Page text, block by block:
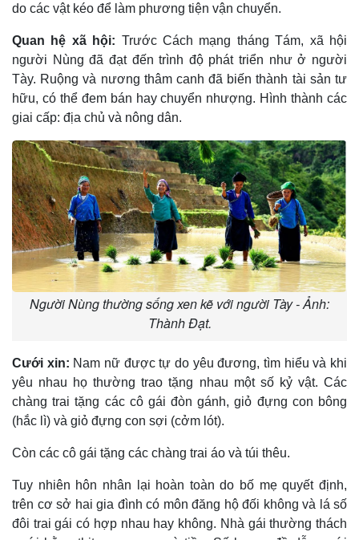
do các vật kéo để làm phương tiện vận chuyển.
Quan hệ xã hội: Trước Cách mạng tháng Tám, xã hội
người Nùng đã đạt đến trình độ phát triển như ở người
Tày. Ruộng và nương thâm canh đã biến thành tài sản tư
hữu, có thể đem bán hay chuyển nhượng. Hình thành các
giai cấp: địa chủ và nông dân.
Người Nùng thường sống xen kẽ với người Tày - Ảnh:
Thành Đạt.
Cưới xin: Nam nữ được tự do yêu đương, tìm hiểu và khi
yêu nhau họ thường trao tặng nhau một số kỷ vật. Các
chàng trai tặng các cô gái đòn gánh, giỏ đựng con bông
(hắc lì) và giỏ đựng con sợi (cởm lót).
Còn các cô gái tặng các chàng trai áo và túi thêu.
Tuy nhiên hôn nhân lại hoàn toàn do bố mẹ quyết định,
trên cơ sở hai gia đình có môn đăng hộ đối không và lá số
đôi trai gái có hợp nhau hay không. Nhà gái thường thách